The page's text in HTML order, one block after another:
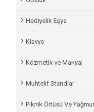
Hediyelik Eşya
Klavye
Kozmetik ve Makyaj
Muhtelif Standlar
Piknik Örtüsü Ve